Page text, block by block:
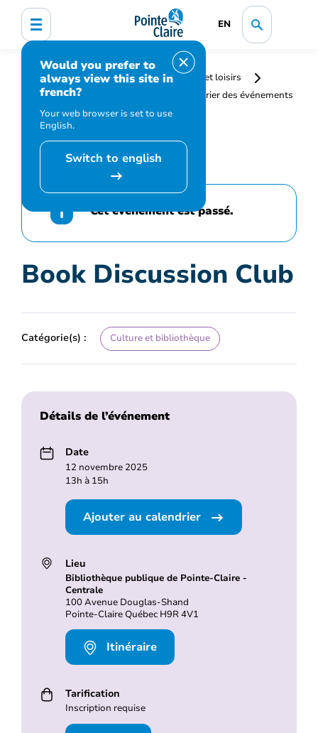
EN
Would you prefer to
always view this site in
french?
Your web browser is set to use
English.
Switch to english
Accueil
Bibliothèque, culture, sports et loisirs
Programmation et inscription
Calendrier des événements
et activités
Book Discussion Club
Cet événement est passé.
Book Discussion Club
Catégorie(s) : Culture et bibliothèque
Détails de l’événement
Date
12 novembre 2025
13h à 15h
Ajouter au calendrier
Lieu
Bibliothèque publique de Pointe-Claire -
Centrale
100 Avenue Douglas-Shand
Pointe-Claire Québec H9R 4V1
Itinéraire
Tarification
Inscription requise